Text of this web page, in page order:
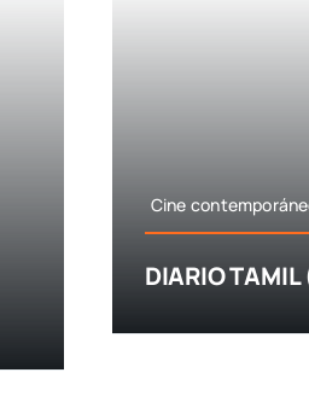
Cine
DIARIO